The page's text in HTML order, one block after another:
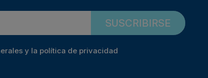
SUSCRIBIRSE
y la política de privacidad